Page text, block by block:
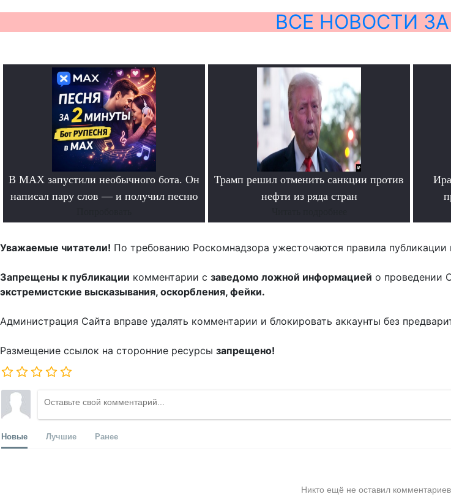
ВСЕ НОВОСТИ
В MAX запустили необычного бота. Он
написал пару слов — и получил песню
Трамп решил отменить санкции против
нефти из ряда стран
Уважаемые читатели! По требованию Роскомнадзора ужесточаются правила публикации
Запрещены к публикации комментарии с заведомо ложной информацией о проведении
экстремистские высказывания, оскорбления, фейки.
Администрация Сайта вправе удалять комментарии и блокировать аккаунты без
Размещение ссылок на сторонние ресурсы запрещено!
Новые Лучшие Ранее
Никто ещё не оставил